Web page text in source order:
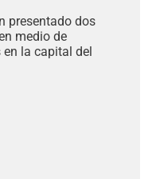
presentado dos
medio de
la capital del